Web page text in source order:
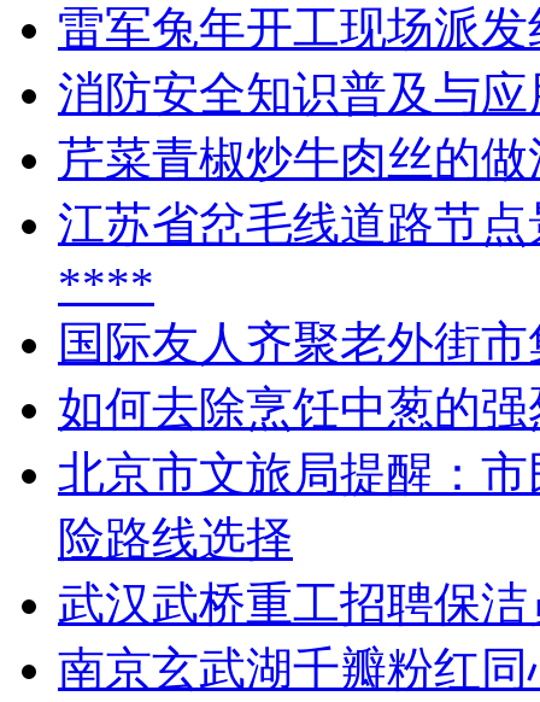
雷军兔年开工现场派
消防安全知识普及与
芹菜青椒炒牛肉丝的
江苏省岔毛线道路节
****
国际友人齐聚老外街
如何去除烹饪中葱的
北京市文旅局提醒：
险路线选择
武汉武桥重工招聘保
南京玄武湖千瓣粉红